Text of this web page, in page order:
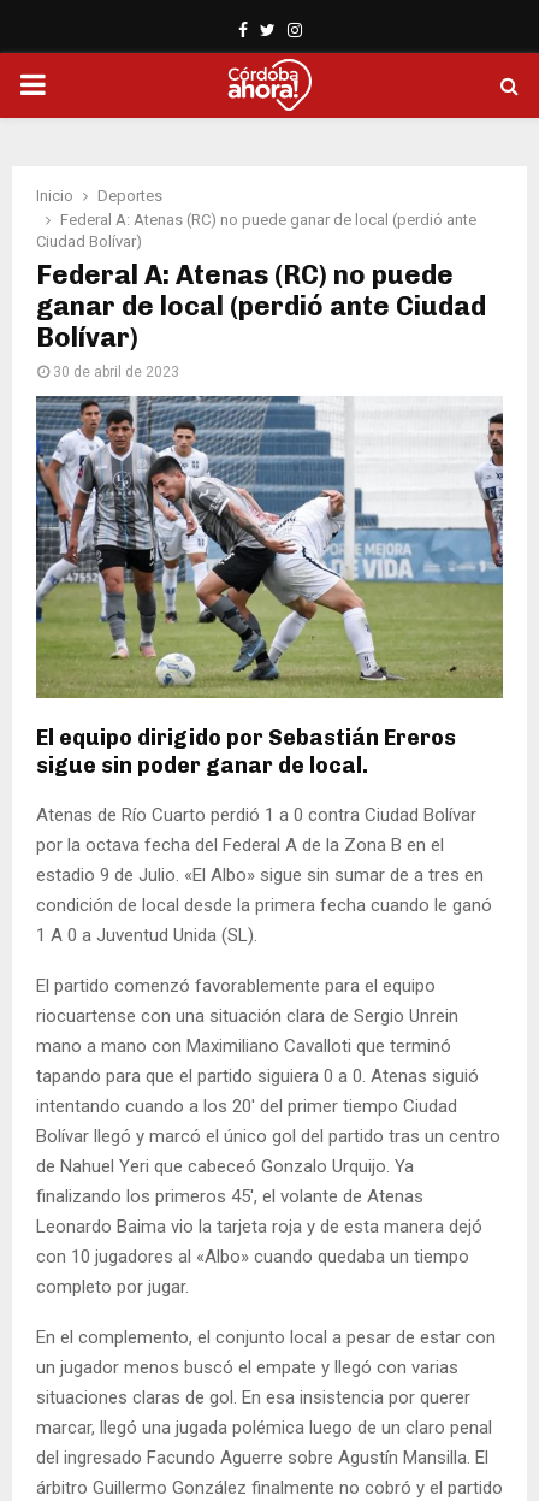
Facebook
TwitterInstagram
PRIMARY
Inicio
Deportes
Federal A: Atenas (RC) no puede ganar de local (perdió ante
Ciudad Bolívar)
Federal A: Atenas (RC) no puede
ganar de local (perdió ante Ciudad
Bolívar)
30 de abril de 2023
El equipo dirigido por Sebastián Ereros
sigue sin poder ganar de local.
Atenas de Río Cuarto perdió 1 a 0 contra Ciudad Bolívar
por la octava fecha del Federal A de la Zona B en el
estadio 9 de Julio. «El Albo» sigue sin sumar de a tres en
condición de local desde la primera fecha cuando le ganó
1 A 0 a Juventud Unida (SL).
El partido comenzó favorablemente para el equipo
riocuartense con una situación clara de Sergio Unrein
mano a mano con Maximiliano Cavalloti que terminó
tapando para que el partido siguiera 0 a 0. Atenas siguió
intentando cuando a los 20′ del primer tiempo Ciudad
Bolívar llegó y marcó el único gol del partido tras un centro
de Nahuel Yeri que cabeceó Gonzalo Urquijo. Ya
finalizando los primeros 45′, el volante de Atenas
Leonardo Baima vio la tarjeta roja y de esta manera dejó
con 10 jugadores al «Albo» cuando quedaba un tiempo
completo por jugar.
En el complemento, el conjunto local a pesar de estar con
un jugador menos buscó el empate y llegó con varias
situaciones claras de gol. En esa insistencia por querer
marcar, llegó una jugada polémica luego de un claro penal
del ingresado Facundo Aguerre sobre Agustín Mansilla. El
árbitro Guillermo González finalmente no cobró y el partido